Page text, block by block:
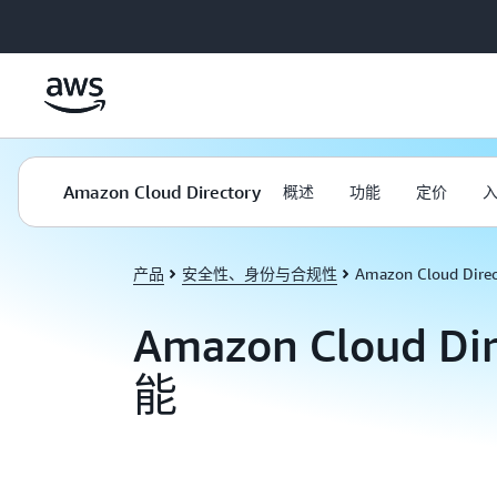
Amazon Cloud Directory 概述 功能 定价
产品 安全性、身份与合规性 Amazon Cloud
Amazon Cloud
能